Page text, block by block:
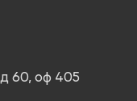
60, оф 405